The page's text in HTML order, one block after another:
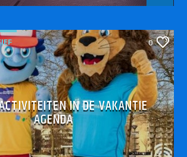
0
IN DE VAKANTIE
AGENDA